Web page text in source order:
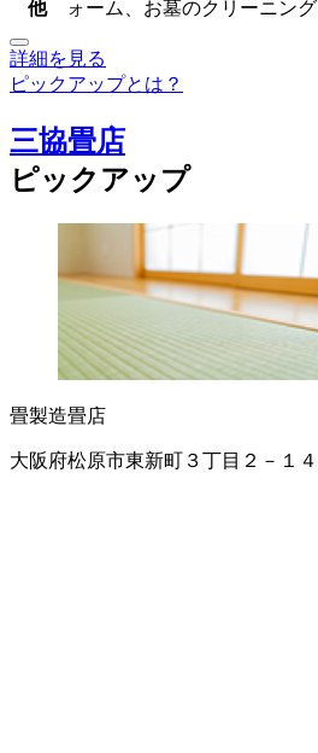
他 ォーム、お墓のクリーニング
詳細を見る
ピックアップとは？
三協畳店
ピックアップ
畳製造畳店
大阪府松原市東新町３丁目２－１４